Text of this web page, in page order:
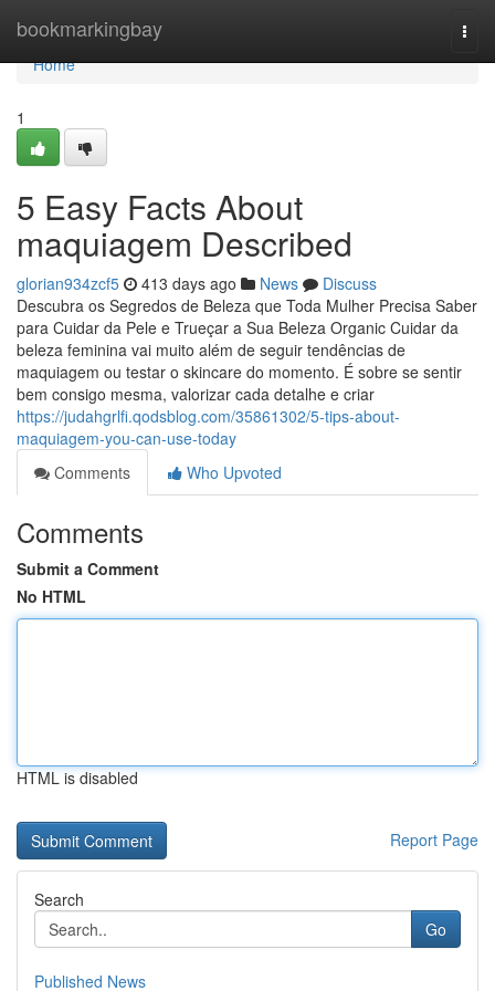
bookmarkingbay
Home
Home
1
5 Easy Facts About
maquiagem Described
glorian934zcf5 413 days ago News
Discuss
Descubra os Segredos de Beleza que Toda Mulher Precisa Saber
para Cuidar da Pele e Trueçar a Sua Beleza Organic Cuidar da
beleza feminina vai muito além de seguir tendências de
maquiagem ou testar o skincare do momento. É sobre se sentir
bem consigo mesma, valorizar cada detalhe e criar
https://judahgrlfi.qodsblog.com/35861302/5-tips-about-
maquiagem-you-can-use-today
Comments
Who Upvoted
Comments
Submit a Comment
No HTML
HTML is disabled
Report Page
Search
Go
Published News